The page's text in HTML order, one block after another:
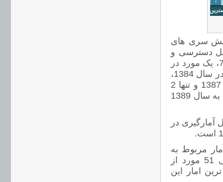
عمده در بخش سری های
میدهد 102 مورد غیر قابل دسترسی و
استفاده هستند، 6 مورد آخرین بار در سال 1369، 2 مورد در سال 74، یک مورد در
سال 80، 155 مورد در سال 1382، 9 مورد در سال 1383، 72 مورد در سال 1384،
253 مورد در سال 1385، 91 مورد در سال 1386، 7 مورد در سال 1387 و تنها 2
مورد، آخرین بار در سال 1388 بروز شدند. هیچ اثری از آمار مربوط به سال 1389
سال آمارگیری در
یک آمار مربوط به
سال 1381، 24 مورد مربوط به سال 1384 و اخرین بروز رسانی 51 مورد از
واقع بروز ترین امار این